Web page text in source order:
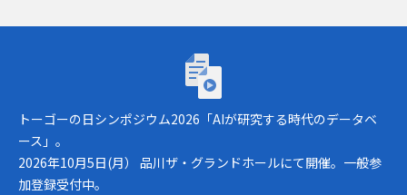
トーゴーの日シンポジウム2026「AIが研究
トーゴーの日シンポジウム2026「AIが研究する時代のデータベ
ース」。
2026年10月5日(月） 品川ザ・グランドホールにて開催。一般参
加登録受付中。